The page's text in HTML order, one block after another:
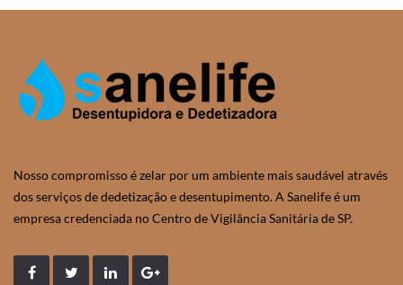
Nosso compromisso é zelar por um ambiente mais saudável através
dos serviços de dedetização e desentupimento. A Sanelife é um
empresa credenciada no Centro de Vigilância Sanitária de SP.